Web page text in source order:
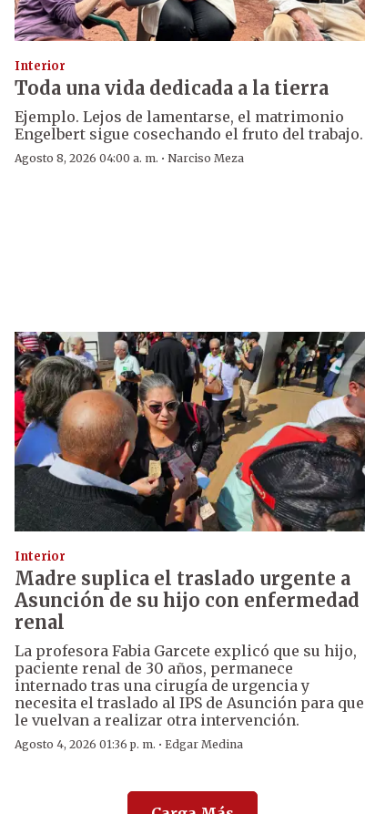
Interior
Toda una vida dedicada a la tierra
Ejemplo. Lejos de lamentarse, el matrimonio
Engelbert sigue cosechando el fruto del trabajo.
Agosto 8, 2026 04:00 a. m. ·Narciso Meza
Interior
Madre suplica el traslado urgente a
Asunción de su hijo con enfermedad
renal
La profesora Fabia Garcete explicó que su hijo,
paciente renal de 30 años, permanece
internado tras una cirugía de urgencia y
necesita el traslado al IPS de Asunción para que
le vuelvan a realizar otra intervención.
Agosto 4, 2026 01:36 p. m. ·Edgar Medina